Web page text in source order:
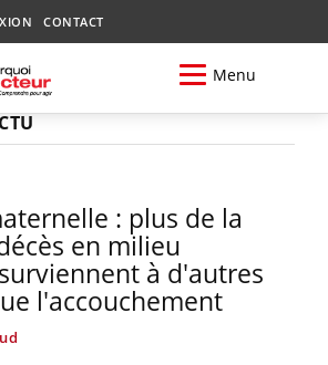
CONTACT
Menu
: plus de la
en milieu
à d'autres
l'accouchement